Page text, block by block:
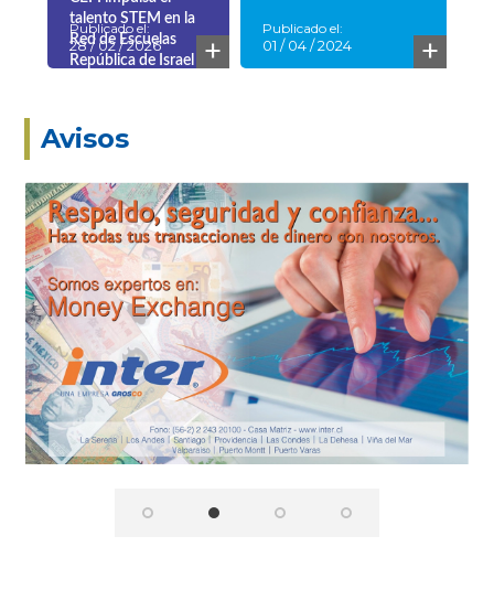
talento STEM en la
Red de Escuelas
República de Israel
Publicado el:
28 / 02 / 2026 +
Publicado el:
01 / 04 / 2024 +
Avisos